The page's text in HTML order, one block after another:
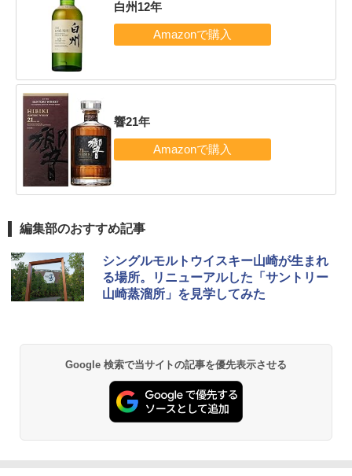
白州12年
響21年
編集部のおすすめ記事
シングルモルトウイスキー山崎が生まれ
る場所。リニューアルした「サントリー
山崎蒸溜所」を見学してみた
Google 検索で当サイトの記事を優先表示させる